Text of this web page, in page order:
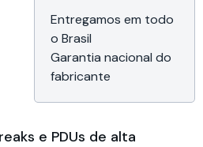
Entregamos em todo
o Brasil
Garantia nacional do
fabricante
e PDUs de alta